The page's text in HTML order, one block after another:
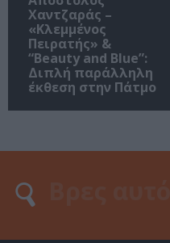
Χαντζαράς –
«Κλεμμένος
Πειρατής» &
“Beauty and Blue”:
Διπλή παράλληλη
έκθεση στην Πάτμο